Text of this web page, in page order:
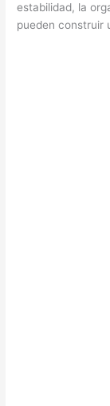
estabilidad, la
pueden construir